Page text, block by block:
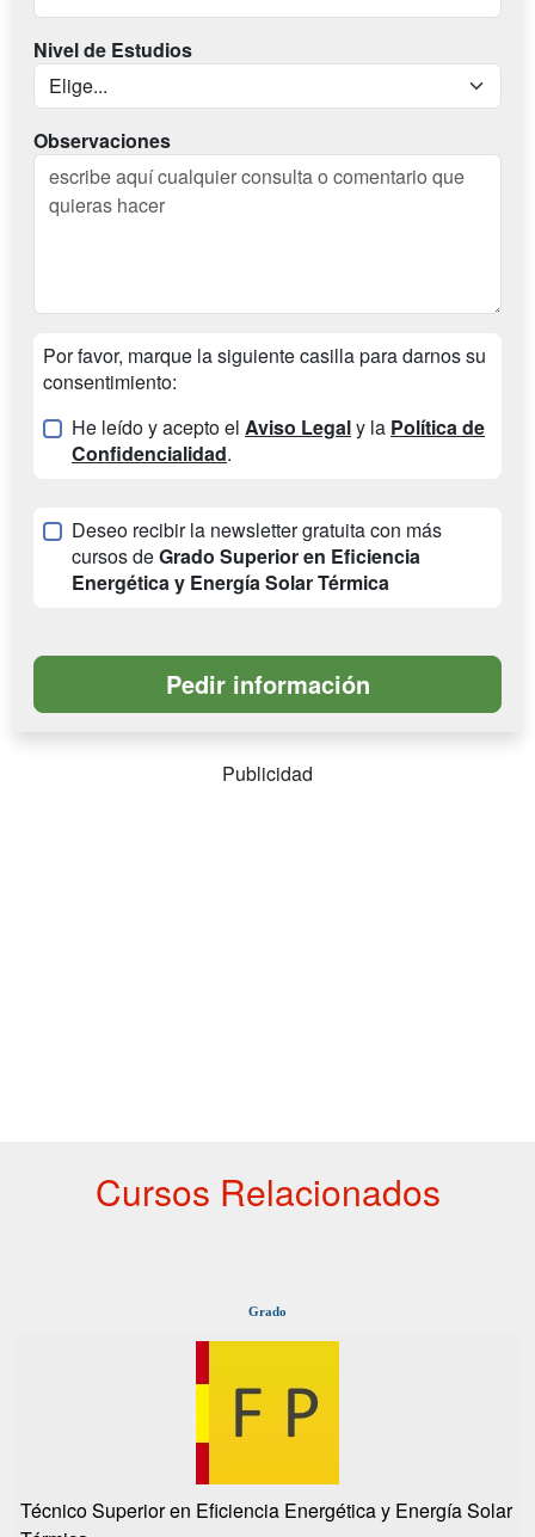
Nivel de Estudios
Observaciones
Por favor, marque la siguiente casilla para darnos su
consentimiento:
He leído y acepto el Aviso Legaly la Política de
Confidencialidad.
Deseo recibir la newsletter gratuita con más
cursos deGrado Superior en Eficiencia
Energética y Energía Solar Térmica
Publicidad
Cursos Relacionados
Grado
Técnico Superior en Eficiencia Energética y Energía Solar